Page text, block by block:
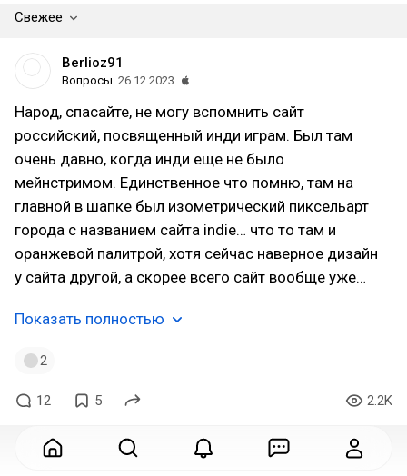
Свежее
Berlioz91
Вопросы 26.12.2023
Народ, спасайте, не могу вспомнить сайт
российский, посвященный инди играм. Был там
очень давно, когда инди еще не было
мейнстримом. Единственное что помню, там на
главной в шапке был изометрический пиксельарт
города с названием сайта indie… что то там и
оранжевой палитрой, хотя сейчас наверное дизайн
у сайта другой, а скорее всего сайт вообще уже…
Показать полностью
2
12 5 2.2K